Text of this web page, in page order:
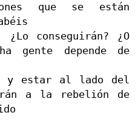
que se están
¿Lo conseguirán? ¿O
gente depende de
y estar al lado del
a la rebelión de